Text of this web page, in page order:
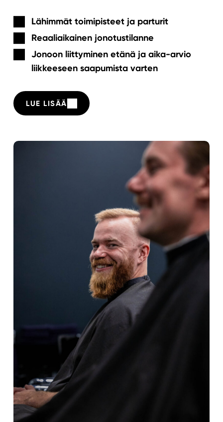
Lähimmät toimipisteet ja parturit
Reaaliaikainen jonotustilanne
Jonoon liittyminen etänä ja aika-arvio
liikkeeseen saapumista varten
LUE LISÄÄ